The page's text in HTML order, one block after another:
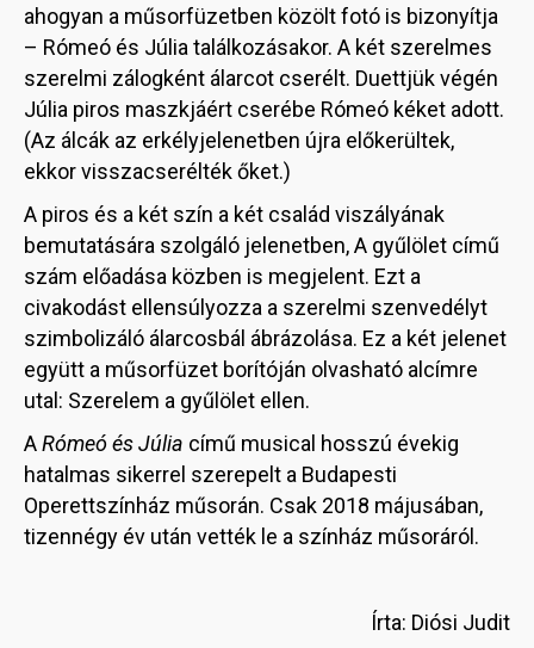
ahogyan a műsorfüzetben közölt fotó is bizonyítja
– Rómeó és Júlia találkozásakor. A két szerelmes
szerelmi zálogként álarcot cserélt. Duettjük végén
Júlia piros maszkjáért cserébe Rómeó kéket adott.
(Az álcák az erkélyjelenetben újra előkerültek,
ekkor visszacserélték őket.)
A piros és a két szín a két család viszályának
bemutatására szolgáló jelenetben, A gyűlölet című
szám előadása közben is megjelent. Ezt a
civakodást ellensúlyozza a szerelmi szenvedélyt
szimbolizáló álarcosbál ábrázolása. Ez a két jelenet
együtt a műsorfüzet borítóján olvasható alcímre
utal: Szerelem a gyűlölet ellen.
ARómeó és Júlia című musical hosszú évekig
hatalmas sikerrel szerepelt a Budapesti
Operettszínház műsorán. Csak 2018 májusában,
tizennégy év után vették le a színház műsoráról.
Írta: Diósi Judit